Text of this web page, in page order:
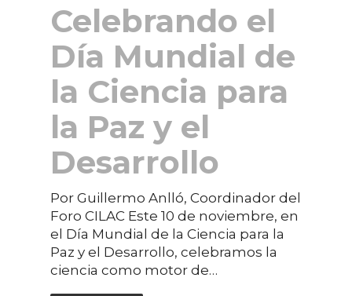
Celebrando el
Día Mundial de
la Ciencia para
la Paz y el
Desarrollo
Por Guillermo Anlló, Coordinador del
Foro CILAC Este 10 de noviembre, en
el Día Mundial de la Ciencia para la
Paz y el Desarrollo, celebramos la
ciencia como motor de…